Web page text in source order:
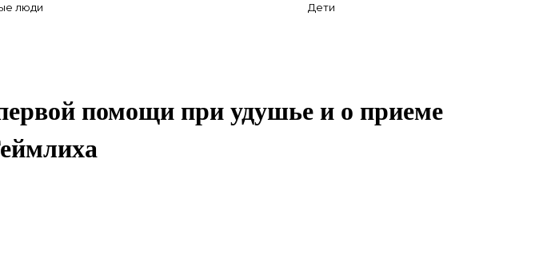
люди Дети
помощи при удушье и о приеме